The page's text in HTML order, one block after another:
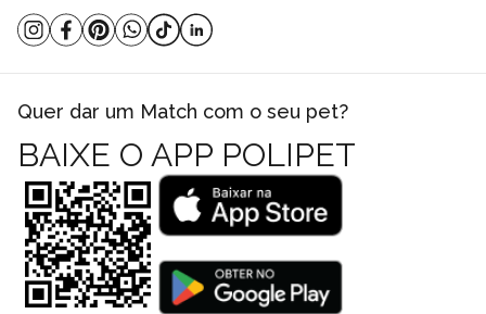
Quer dar um Match com o seu pet?
BAIXE O APP POLIPET